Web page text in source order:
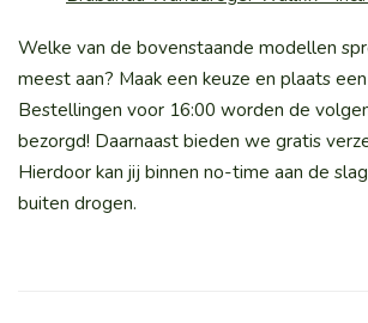
Welke van de bovenstaande modellen
meest aan? Maak een keuze en plaats
Bestellingen voor 16:00 worden de
bezorgd! Daarnaast bieden we gratis
Hierdoor kan jij binnen no-time aan de
buiten drogen.